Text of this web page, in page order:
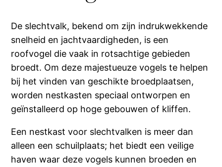
De slechtvalk, bekend om zijn indrukwekkende
snelheid en jachtvaardigheden, is een
roofvogel die vaak in rotsachtige gebieden
broedt. Om deze majestueuze vogels te helpen
bij het vinden van geschikte broedplaatsen,
worden nestkasten speciaal ontworpen en
geïnstalleerd op hoge gebouwen of kliffen.
Een nestkast voor slechtvalken is meer dan
alleen een schuilplaats; het biedt een veilige
haven waar deze vogels kunnen broeden en